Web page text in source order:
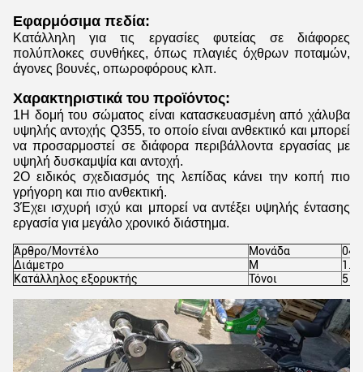
Εφαρμόσιμα πεδία:
Κατάλληλη για τις εργασίες φυτείας σε διάφορες
πολύπλοκες συνθήκες, όπως πλαγιές όχθρων ποταμών,
άγονες βουνές, οπωροφόρους κλπ.
Χαρακτηριστικά του προϊόντος:
1Η δομή του σώματος είναι κατασκευασμένη από χάλυβα
υψηλής αντοχής Q355, το οποίο είναι ανθεκτικό και μπορεί
να προσαρμοστεί σε διάφορα περιβάλλοντα εργασίας με
υψηλή δυσκαμψία και αντοχή.
2Ο ειδικός σχεδιασμός της λεπίδας κάνει την κοπή πιο
γρήγορη και πιο ανθεκτική.
3Έχει ισχυρή ισχύ και μπορεί να αντέξει υψηλής έντασης
εργασία για μεγάλο χρονικό διάστημα.
Άρθρο/Μοντέλο Μονάδα
04
Διάμετρο
Μ
1.2
Κατάλληλος εξορυκτής
Τόνοι 5